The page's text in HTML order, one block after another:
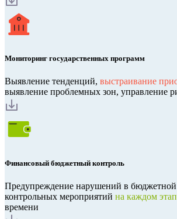
Мониторинг государственных программ
Выявление тенденций, выстраивание
выявление проблемных зон, управление
Финансовый бюджетный контроль
Предупреждение нарушений в бюджетной
контрольных мероприятий на каждом
времени